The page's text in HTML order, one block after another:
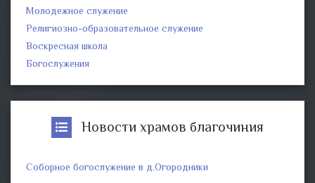
Молодежное служение
Религиозно-образовательное служение
Воскресная школа
Богослужения
Новости храмов благочиния
Соборное богослужение в д.Огородники